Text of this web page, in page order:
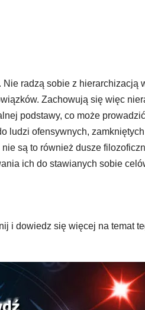
radzą sobie z hierarchizacją
Zachowują się więc
podstawy, co może
ludzi ofensywnych,
są to również dusze
ich do stawianych sobie
i dowiedz się więcej na temat